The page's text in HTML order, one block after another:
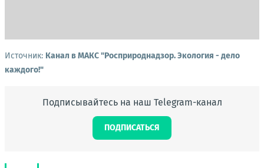
Источник: Канал в МАКС "Росприроднадзор. Экология - дело
каждого!"
Подписывайтесь на наш Telegram-канал
ПОДПИСАТЬСЯ